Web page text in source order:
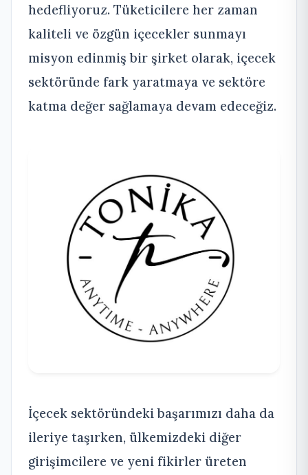
hedefliyoruz. Tüketicilere her zaman
kaliteli ve özgün içecekler sunmayı
misyon edinmiş bir şirket olarak, içecek
sektöründe fark yaratmaya ve sektöre
katma değer sağlamaya devam edeceğiz.
İçecek sektöründeki başarımızı daha da
ileriye taşırken, ülkemizdeki diğer
girişimcilere ve yeni fikirler üreten